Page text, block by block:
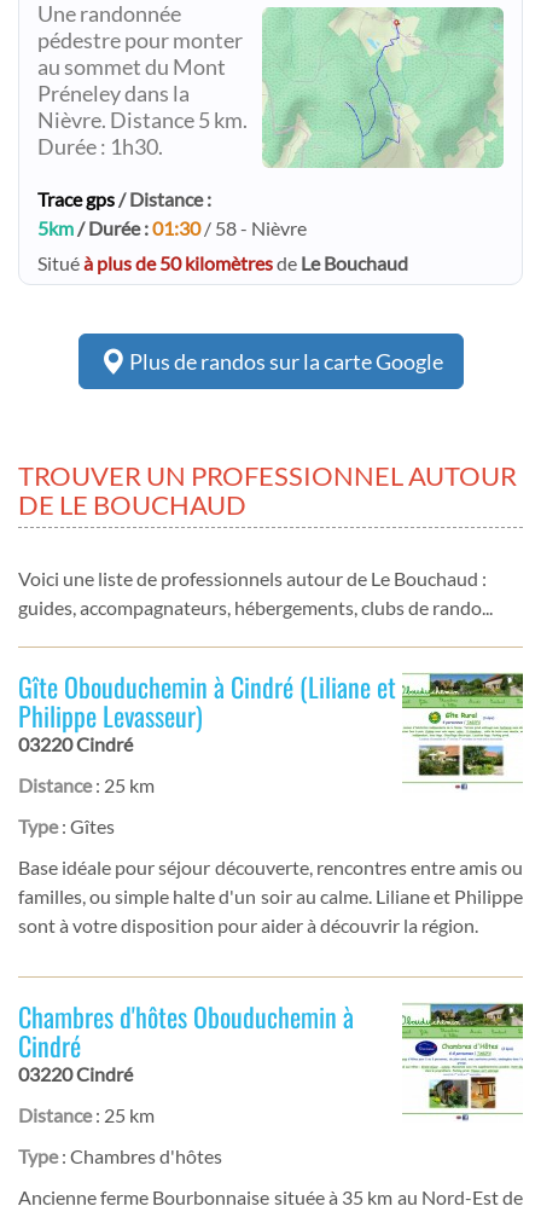
Une randonnée
pédestre pour monter
au sommet du Mont
Préneley dans la
Nièvre. Distance 5 km.
Durée : 1h30.
Trace gps/ Distance :
5km/ Durée :01:30/ 58 - Nièvre
Situéà plus de 50 kilomètresde Le Bouchaud
Plus de randos sur la carte Google
TROUVER UN PROFESSIONNEL AUTOUR
DE LE BOUCHAUD
Voici une liste de professionnels autour de Le Bouchaud :
guides, accompagnateurs, hébergements, clubs de rando...
Gîte Obouduchemin à Cindré (Liliane et
Philippe Levasseur)
03220 Cindré
Distance: 25 km
Type: Gîtes
Base idéale pour séjour découverte, rencontres entre amis ou
familles, ou simple halte d'un soir au calme. Liliane et Philippe
sont à votre disposition pour aider à découvrir la région.
Chambres d'hôtes Obouduchemin à
Cindré
03220 Cindré
Distance: 25 km
Type: Chambres d'hôtes
Ancienne ferme Bourbonnaise située à 35 km au Nord-Est de